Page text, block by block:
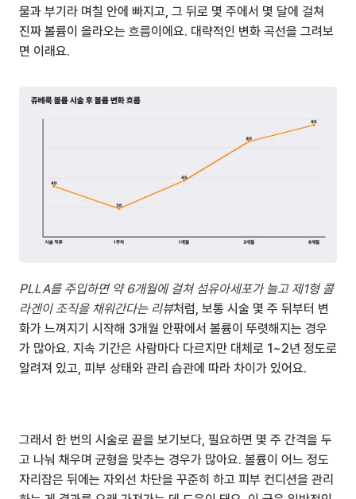
물과 부기라 며칠 안에 빠지고, 그 뒤로 몇 주에서 몇 달에 걸쳐
진짜 볼륨이 올라오는 흐름이에요. 대략적인 변화 곡선을 그려보
면 이래요.
PLLA를 주입하면 약 6개월에 걸쳐 섬유아세포가 늘고 제1형 콜
라겐이 조직을 채워간다는 리뷰처럼, 보통 시술 몇 주 뒤부터 변
화가 느껴지기 시작해 3개월 안팎에서 볼륨이 뚜렷해지는 경우
가 많아요. 지속 기간은 사람마다 다르지만 대체로 1~2년 정도로
알려져 있고, 피부 상태와 관리 습관에 따라 차이가 있어요.
그래서 한 번의 시술로 끝을 보기보다, 필요하면 몇 주 간격을 두
고 나눠 채우며 균형을 맞추는 경우가 많아요. 볼륨이 어느 정도
자리잡은 뒤에는 자외선 차단을 꾸준히 하고 피부 컨디션을 관리